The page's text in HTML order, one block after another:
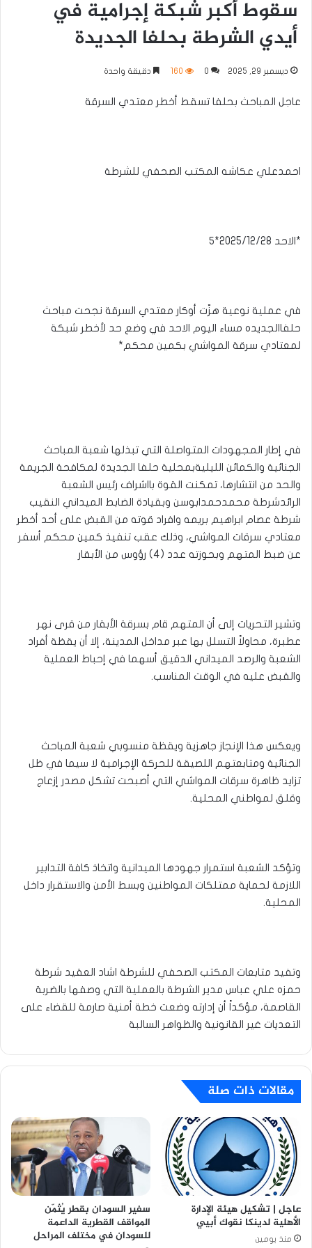
سقوط أكبر شبكة إجرامية في
أيدي الشرطة بحلفا الجديدة
ديسمبر 29, 2025 0
160 دقيقة واحدة
عاجل المباحث بحلفا تسقط أخطر معتدي السرقة
احمدعلي عكاشه المكتب الصحفي للشرطة
*الاحد 2025/12/28*٥
في عملية نوعية هزّت أوكار معتدي السرقة نجحت مباحث
حلفاالجديده مساء اليوم الاحد في وضع حد لأخطر شبكة
لمعتادي سرقة المواشي بكمين محكم*
في إطار المجهودات المتواصلة التي تبذلها شعبة المباحث
الجنائية والكمائن الليليةبمحلية حلفا الجديدة لمكافحة الجريمة
والحد من انتشارها، تمكنت القوة بااشراف رئيس الشعبة
الرائدشرطة محمدحمدابوسن وبقيادة الضابط الميداني النقيب
شرطة عصام ابراهيم بريمه وافراد قوته من القبض على أحد أخطر
معتادي سرقات المواشي، وذلك عقب تنفيذ كمين محكم أسفر
عن ضبط المتهم وبحوزته عدد (4) رؤوس من الأبقار
وتشير التحريات إلى أن المتهم قام بسرقة الأبقار من قرى نهر
عطبرة، محاولاً التسلل بها عبر مداخل المدينة، إلا أن يقظة أفراد
الشعبة والرصد الميداني الدقيق أسهما في إحباط العملية
والقبض عليه في الوقت المناسب.
ويعكس هذا الإنجاز جاهزية ويقظة منسوبي شعبة المباحث
الجنائية ومتابعتهم اللصيقة للحركة الإجرامية لا سيما في ظل
تزايد ظاهرة سرقات المواشي التي أصبحت تشكل مصدر إزعاج
وقلق لمواطني المحلية.
وتؤكد الشعبة استمرار جهودها الميدانية واتخاذ كافة التدابير
اللازمة لحماية ممتلكات المواطنين وبسط الأمن والاستقرار داخل
المحلية.
وتفيد متابعات المكتب الصحفي للشرطة اشاد العقيد شرطة
حمزه علي عباس مدير الشرطة بالعملية التي وصفها بالضربة
القاصمة، مؤكداً أن إدارته وضعت خطة أمنية صارمة للقضاء على
التعديات غير القانونية والظواهر السالبة
مقالات ذات صلة
عاجل | تشكيل هيئة الإدارة
الأهلية لدينكا نقوك أبيي
منذ يومين
سفير السودان بقطر يُثمّن
المواقف القطرية الداعمة
للسودان في مختلف المراحل